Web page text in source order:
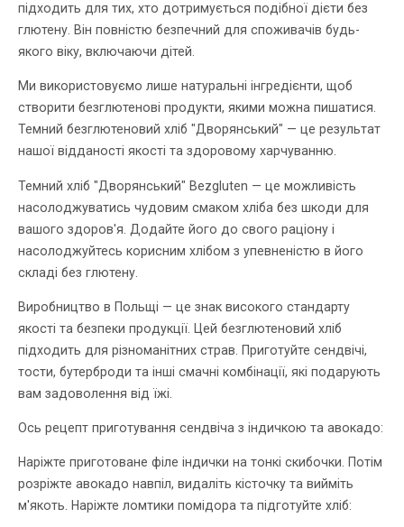
підходить для тих, хто дотримується подібної дієти без
глютену. Він повністю безпечний для споживачів будь-
якого віку, включаючи дітей.
Ми використовуємо лише натуральні інгредієнти, щоб
створити безглютенові продукти, якими можна пишатися.
Темний безглютеновий хліб "Дворянський" — це результат
нашої відданості якості та здоровому харчуванню.
Темний хліб "Дворянський" Bezgluten — це можливість
насолоджуватись чудовим смаком хліба без шкоди для
вашого здоров'я. Додайте його до свого раціону і
насолоджуйтесь корисним хлібом з упевненістю в його
складі без глютену.
Виробництво в Польщі — це знак високого стандарту
якості та безпеки продукції. Цей безглютеновий хліб
підходить для різноманітних страв. Приготуйте сендвічі,
тости, бутерброди та інші смачні комбінації, які подарують
вам задоволення від їжі.
Ось рецепт приготування сендвіча з індичкою та авокадо:
Наріжте приготоване філе індички на тонкі скибочки. Потім
розріжте авокадо навпіл, видаліть кісточку та вийміть
м'якоть. Наріжте ломтики помідора та підготуйте хліб: